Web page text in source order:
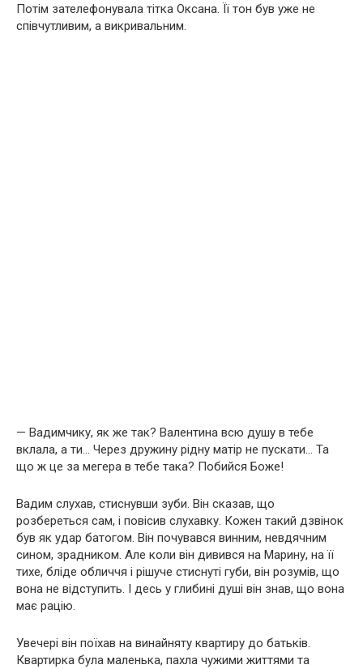
Потім зателефонувала тітка Оксана. Її тон був уже не
співчутливим, а викривальним.
— Вадимчику, як же так? Валентина всю душу в тебе
вклала, а ти… Через дружину рідну матір не пускати… Та
що ж це за мегера в тебе така? Побийся Боже!
Вадим слухав, стиснувши зуби. Він сказав, що
розбереться сам, і повісив слухавку. Кожен такий дзвінок
був як удар батогом. Він почувався винним, невдячним
сином, зрадником. Але коли він дивився на Марину, на її
тихе, бліде обличчя і рішуче стиснуті губи, він розумів, що
вона не відступить. І десь у глибині душі він знав, що вона
має рацію.
Увечері він поїхав на винайняту квартиру до батьків.
Квартирка була маленька, пахла чужими життями та